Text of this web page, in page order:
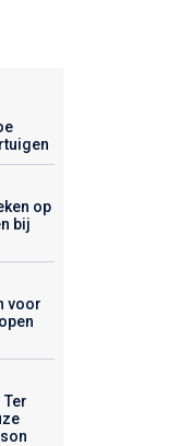
op
bij
voor